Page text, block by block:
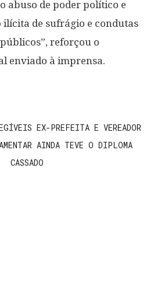
abuso de poder político e
ilícita de sufrágio e condutas
reforçou o
enviado à imprensa.
EX-PREFEITA E VEREADOR
AINDA TEVE O DIPLOMA
CASSADO